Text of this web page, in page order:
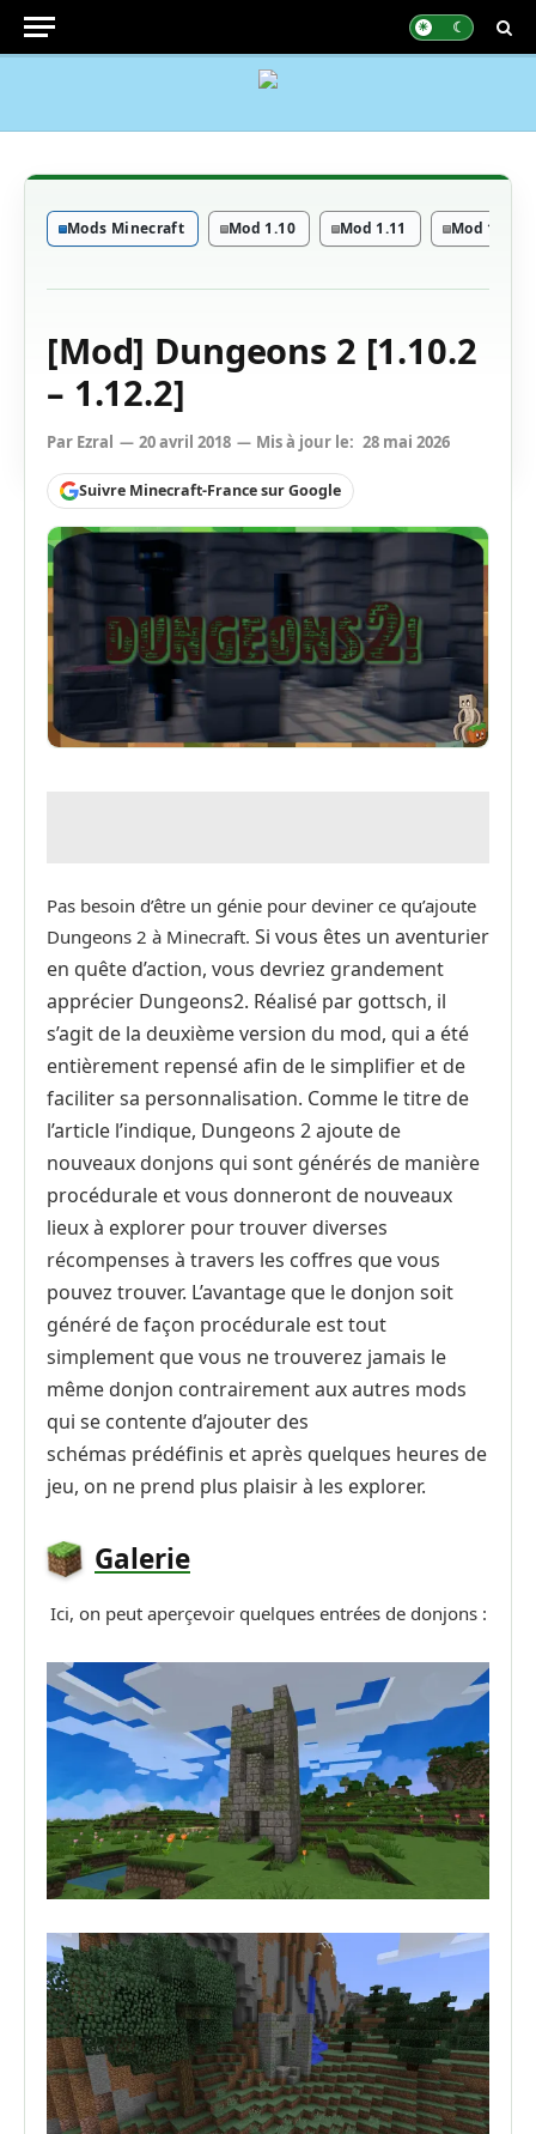
Mods Minecraft Mod 1.10 Mod 1.11 Mod 1.12
[Mod] Dungeons 2 [1.10.2
– 1.12.2]
Par Ezral 20 avril 2018 Mis à jour le: 28 mai 2026
Suivre Minecraft-France sur Google
Pas besoin d’être un génie pour deviner ce qu’ajoute
Dungeons 2 à Minecraft. Si vous êtes un aventurier
en quête d’action, vous devriez grandement
apprécier Dungeons2. Réalisé par gottsch, il
s’agit de la deuxième version du mod, qui a été
entièrement repensé afin de le simplifier et de
faciliter sa personnalisation. Comme le titre de
l’article l’indique, Dungeons 2 ajoute de
nouveaux donjons qui sont générés de manière
procédurale et vous donneront de nouveaux
lieux à explorer pour trouver diverses
récompenses à travers les coffres que vous
pouvez trouver. L’avantage que le donjon soit
généré de façon procédurale est tout
simplement que vous ne trouverez jamais le
même donjon contrairement aux autres mods
qui se contente d’ajouter des
schémas prédéfinis et après quelques heures de
jeu, on ne prend plus plaisir à les explorer.
Galerie
Ici, on peut aperçevoir quelques entrées de donjons :